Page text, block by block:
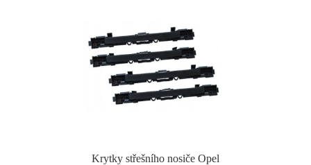
Krytky střešního nosiče Opel